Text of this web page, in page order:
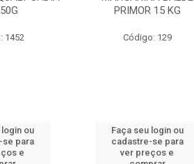
1452
login ou
para
e
PRIMOR 15 KG
Código: 129
Faça seu login ou
cadastre-se para
ver preços e